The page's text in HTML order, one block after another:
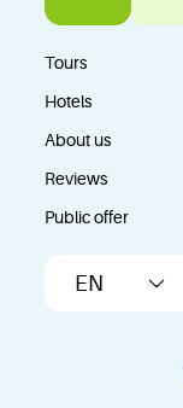
Tours
Hotels
About us
Reviews
Public offer
EN